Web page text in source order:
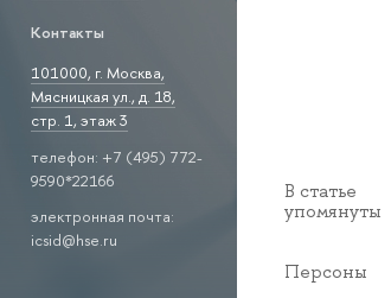
Контакты
101000, г. Москва,
Мясницкая ул., д. 18,
стр. 1, этаж 3
телефон: +7 (495) 772-
9590*22166
электронная почта:
icsid@hse.ru
В статье
упомянуты
Персоны